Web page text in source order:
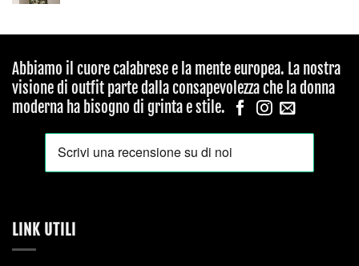
Abbiamo il cuore calabrese e la mente europea. La nostra
visione di outfit parte dalla consapevolezza che la donna
moderna ha bisogno di grinta e stile.
LINK UTILI